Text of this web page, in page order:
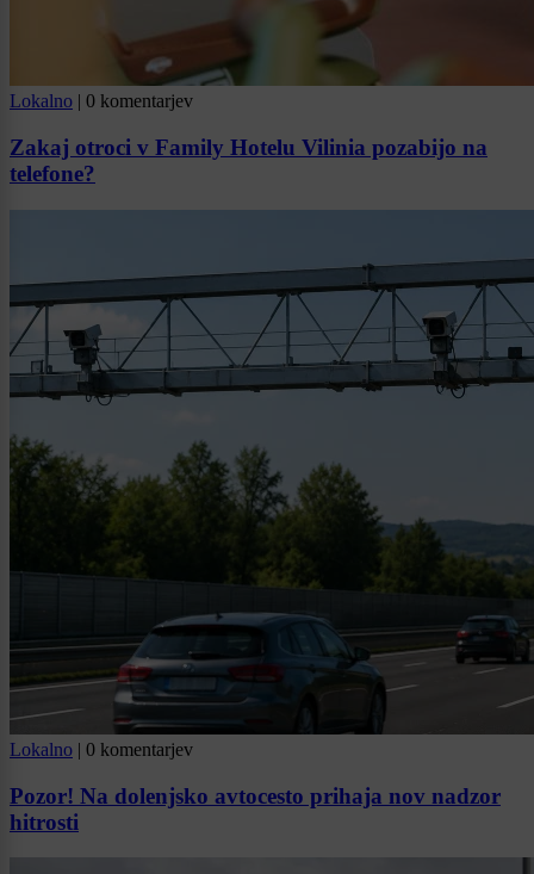
Lokalno 0 komentarjev
Zakaj otroci v Family Hotelu Vilinia pozabijo na
telefone?
Lokalno | 0 komentarjev
Pozor! Na dolenjsko avtocesto prihaja nov nadzor
hitrosti